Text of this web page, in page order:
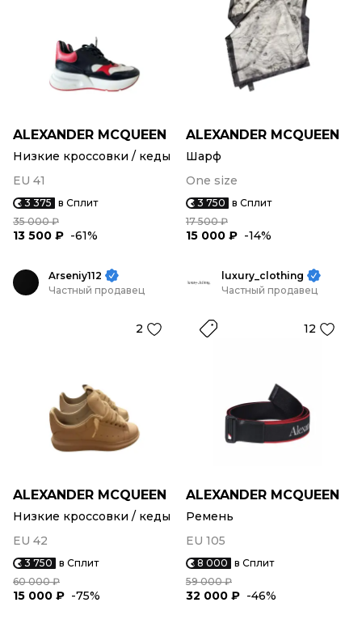
ALEXANDER MCQUEEN
Низкие кроссовки / кеды
EU 41
3 375 в Сплит
35 000 ₽
13 500 ₽ -61%
ALEXANDER MCQUEEN
Шарф
One size
3 750 в Сплит
17 500 ₽
15 000 ₽ -14%
Arseniy112
Частный продавец
2
ALEXANDER MCQUEEN
Низкие кроссовки / кеды
EU 42
3 750 в Сплит
60 000 ₽
15 000 ₽ -75%
luxury_clothing
Частный продавец
12
ALEXANDER MCQUEEN
Ремень
EU 105
8 000 в Сплит
59 000 ₽
32 000 ₽ -46%